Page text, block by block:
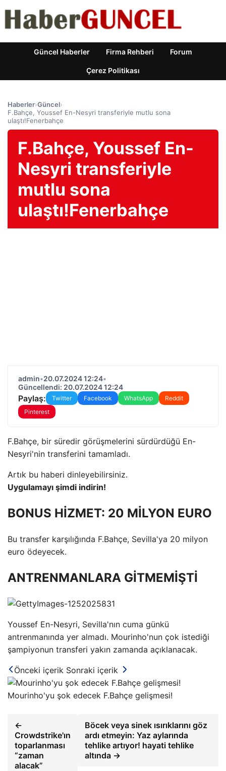
Güncel Haberler Firma Rehberi Forum
Çerez Politikası
Haberler›Güncel›
F.Bahçe, Youssef En-Nesyri transferiyle mutlu sona
ulaştı!Fenerbahçe
F.Bahçe, Youssef En-
Nesyri transferiyle
mutlu sona
ulaştı!Fenerbahçe
admin•20.07.2024 12:24•
Güncellendi: 20.07.2024 12:24
Paylaş: Twitter Facebook WhatsApp
Reddit
Pinterest
F.Bahçe, bir süredir görüşmelerini sürdürdüğü En-
Nesyri'nin transferini tamamladı.
Artık bu haberi dinleyebilirsiniz.
Uygulamayı şimdi indirin!
BONUS HİZMET: 20 MİLYON EURO
Bu transfer karşılığında F.Bahçe, Sevilla'ya 20 milyon
euro ödeyecek.
ANTRENMANLARA GİTMEMİŞTİ
Youssef En-Nesyri, Sevilla'nın cuma günkü
antrenmanında yer almadı. Mourinho'nun çok istediği
şampiyonun transferi yakın zamanda açıklanacak.
Önceki içerik Sonraki içerik
Mourinho'yu şok edecek F.Bahçe gelişmesi!
←
Crowdstrike'ın
toparlanması
“zaman
alacak”
Böcek veya sinek ısırıklarını göz
ardı etmeyin: Yaz aylarında
tehlike artıyor! hayati tehlike
altında →